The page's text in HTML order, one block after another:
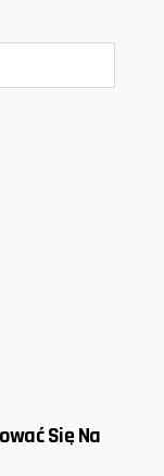
Się Na